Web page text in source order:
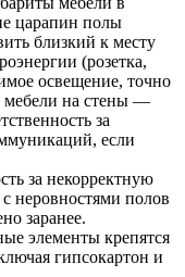
царапин полы
близкий к месту
(розетка,
освещение, точно
мебели на стены —
за
если
за некорректную
с неровностями полов
заранее.
элементы крепятся
гипсокартон и